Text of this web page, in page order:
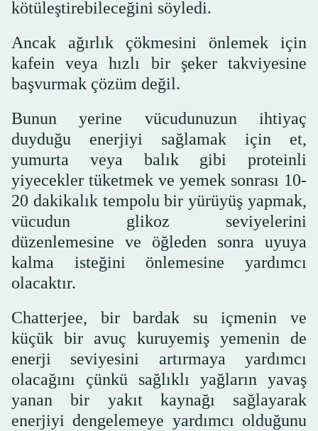
kötüleştirebileceğini söyledi.
Ancak ağırlık çökmesini önlemek için
kafein veya hızlı bir şeker takviyesine
başvurmak çözüm değil.
Bunun yerine vücudunuzun ihtiyaç
duyduğu enerjiyi sağlamak için et,
yumurta veya balık gibi proteinli
yiyecekler tüketmek ve yemek sonrası 10-
20 dakikalık tempolu bir yürüyüş yapmak,
vücudun glikoz seviyelerini
düzenlemesine ve öğleden sonra uyuya
kalma isteğini önlemesine yardımcı
olacaktır.
Chatterjee, bir bardak su içmenin ve
küçük bir avuç kuruyemiş yemenin de
enerji seviyesini artırmaya yardımcı
olacağını çünkü sağlıklı yağların yavaş
yanan bir yakıt kaynağı sağlayarak
enerjiyi dengelemeye yardımcı olduğunu